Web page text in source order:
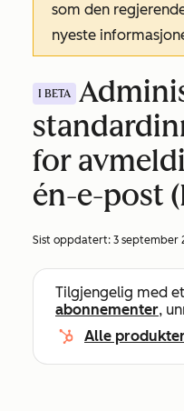
som den
nyeste
I BETA
for
én-e-post
Sist oppdatert: 3 september
Tilgjengelig med
abonnementer,
Alle